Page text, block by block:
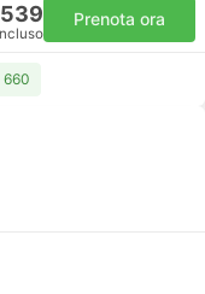
Prenota ora
660